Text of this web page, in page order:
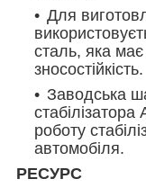
Для
сталь, яка має
зносостійкість.
Заводська
роботу
автомобіля.
РЕСУРС